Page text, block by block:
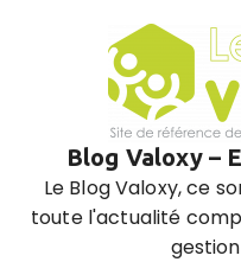
Blog Valoxy –
Le Blog Valoxy, ce
toute l'actualité